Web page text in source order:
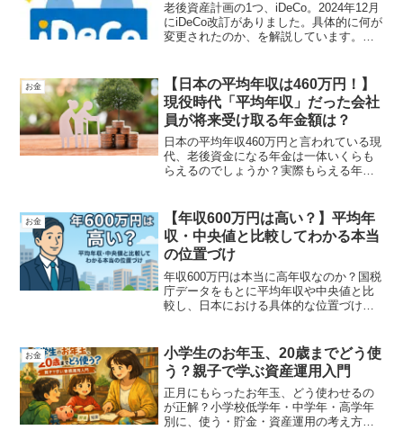
老後資産計画の1つ、iDeCo。2024年12月
にiDeCo改訂がありました。具体的に何が
変更されたのか、を解説しています。そ
載しています。
お金
【日本の平均年収は460万円！】
現役時代「平均年収」だった会社
員が将来受け取る年金額は？
日本の平均年収460万円と言われている現
代、老後資金になる年金は一体いくらも
らえるのでしょうか？実際もらえる年金
お金
【年収600万円は高い？】平均年
収・中央値と比較してわかる本当
の位置づけ
年収600万円は本当に高年収なのか？国税
庁データをもとに平均年収や中央値と比
較し、日本における具体的な位置づけを
お金
小学生のお年玉、20歳までどう使
う？親子で学ぶ資産運用入門
正月にもらったお年玉、どう使わせるの
が正解？小学校低学年・中学年・高学年
別に、使う・貯金・資産運用の考え方を